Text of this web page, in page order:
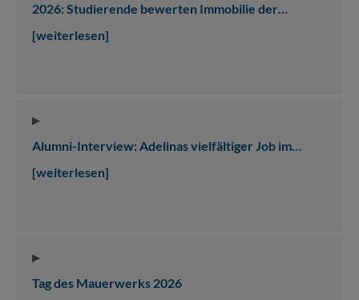
2026: Studierende bewerten Immobilie der…
[weiterlesen]
Alumni-Interview: Adelinas vielfältiger Job im…
[weiterlesen]
Tag des Mauerwerks 2026